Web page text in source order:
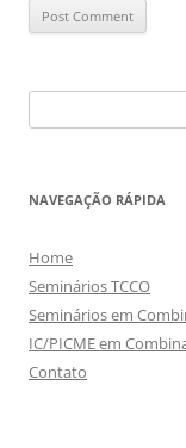
for:
NAVEGAÇÃO RÁPIDA
Home
Seminários TCCO
Seminários em
IC/PICME em
Contato